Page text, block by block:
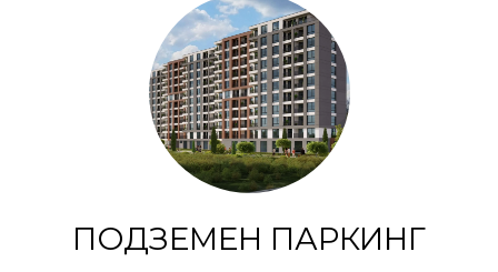
ПОДЗЕМЕН ПАРКИНГ